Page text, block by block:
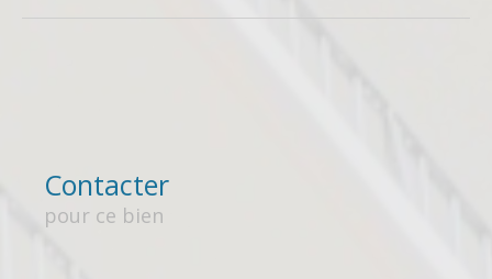
Contacter
pour ce bien